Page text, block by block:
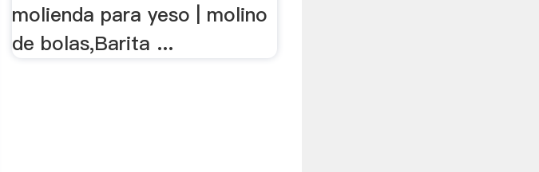
molienda para yeso | molino
de bolas,Barita ...